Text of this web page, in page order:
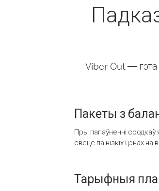
Viber Out —
Пакеты з
Пры папаўненні
свеце па нізкіх цэнах на
Тарыфныя